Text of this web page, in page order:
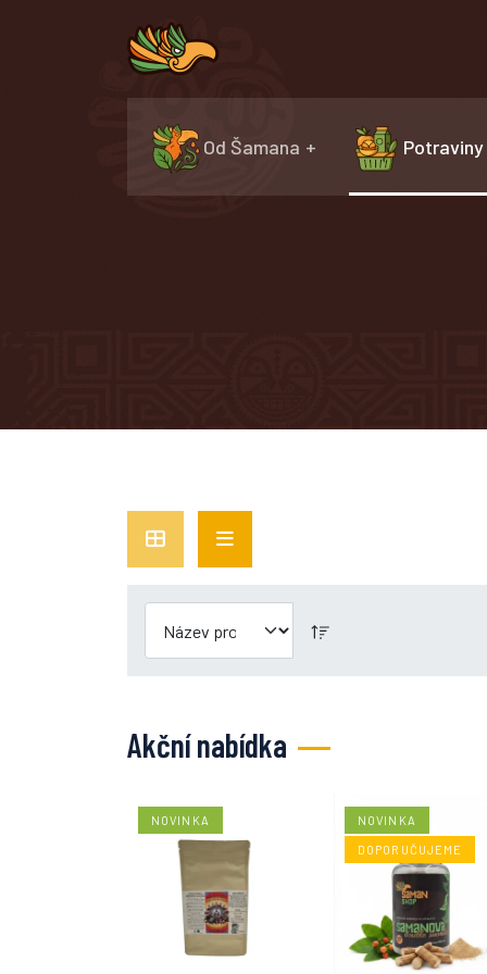
Od Šamana Potraviny
Akční nabídka
NOVINKA NOVINKA
DOPORUČUJEME